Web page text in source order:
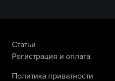
Статьи
Регистрация и оплата
Политика приватности